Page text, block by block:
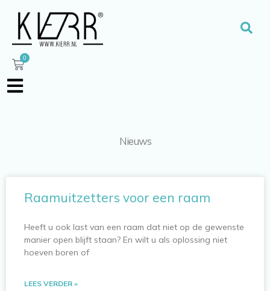
naar
inhoud
0
Winkelwagen
Nieuws
Raamuitzetters voor een raam
Heeft u ook last van een raam dat niet op de gewenste
manier open blijft staan? En wilt u als oplossing niet
hoeven boren of
LEES VERDER »
a
i
a